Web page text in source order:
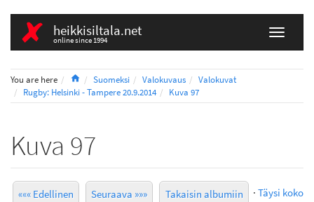
heikkisiltala.net
online since 1994
You are here HomeSuomeksi Valokuvaus
Valokuvat
Rugby: Helsinki - Tampere 20.9.2014
Kuva 97
Kuva 97
««« Edellinen Seuraava »»» Takaisin albumiin · Täysi koko